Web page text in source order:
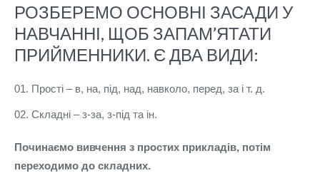
РОЗБЕРЕМО ОСНОВНІ ЗАСАДИ У
НАВЧАННІ, ЩОБ ЗАПАМ’ЯТАТИ
ПРИЙМЕННИКИ. Є ДВА ВИДИ:
Прості – в, на, під, над, навколо, перед, за і т. д.
Складні – з-за, з-під та ін.
Починаємо вивчення з простих прикладів, потім
переходимо до складних.